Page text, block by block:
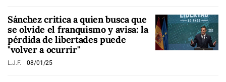
Sánchez critica a quien busca que
se olvide el franquismo y avisa: la
pérdida de libertades puede
"volver a ocurrir"
L.J.F. 08/01/25